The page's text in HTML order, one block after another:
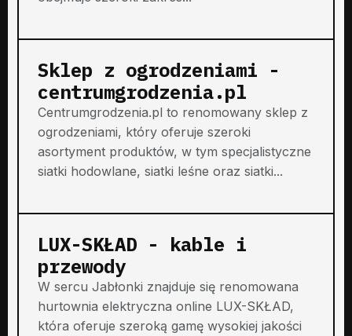
Sklep z ogrodzeniami -
centrumgrodzenia.pl
Centrumgrodzenia.pl to renomowany sklep z
ogrodzeniami, który oferuje szeroki
asortyment produktów, w tym specjalistyczne
siatki hodowlane, siatki leśne oraz siatki...
LUX-SKŁAD - kable i
przewody
W sercu Jabłonki znajduje się renomowana
hurtownia elektryczna online LUX-SKŁAD,
która oferuje szeroką gamę wysokiej jakości